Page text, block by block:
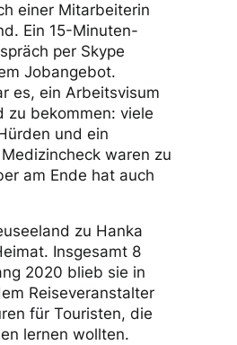
einer Mitarbeiterin
Ein 15-Minuten-
per Skype
Jobangebot.
es, ein Arbeitsvisum
zu bekommen: viele
und ein
waren zu
am Ende hat auch
zu Hanka
Insgesamt 8
2020 blieb sie in
Reiseveranstalter
für Touristen, die
lernen wollten.